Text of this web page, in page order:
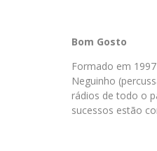
Bom Gosto
Formado em
Neguinho
rádios de todo o
sucessos estão